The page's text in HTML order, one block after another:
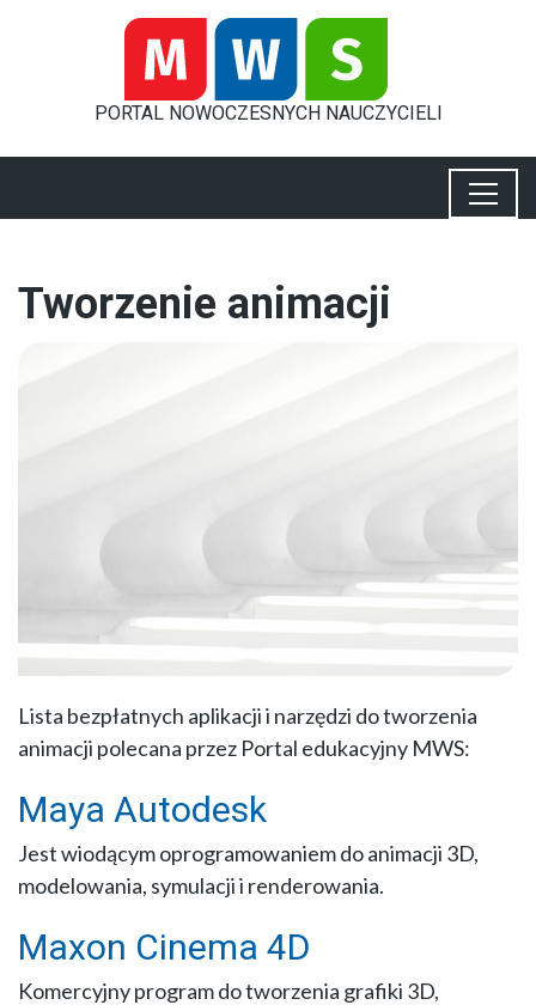
PORTAL NOWOCZESNYCH NAUCZYCIELI
Tworzenie animacji
Lista bezpłatnych aplikacji i narzędzi do tworzenia
animacji polecana przez Portal edukacyjny MWS:
Maya Autodesk
Jest wiodącym oprogramowaniem do animacji 3D,
modelowania, symulacji i renderowania.
Maxon Cinema 4D
Komercyjny program do tworzenia grafiki 3D,